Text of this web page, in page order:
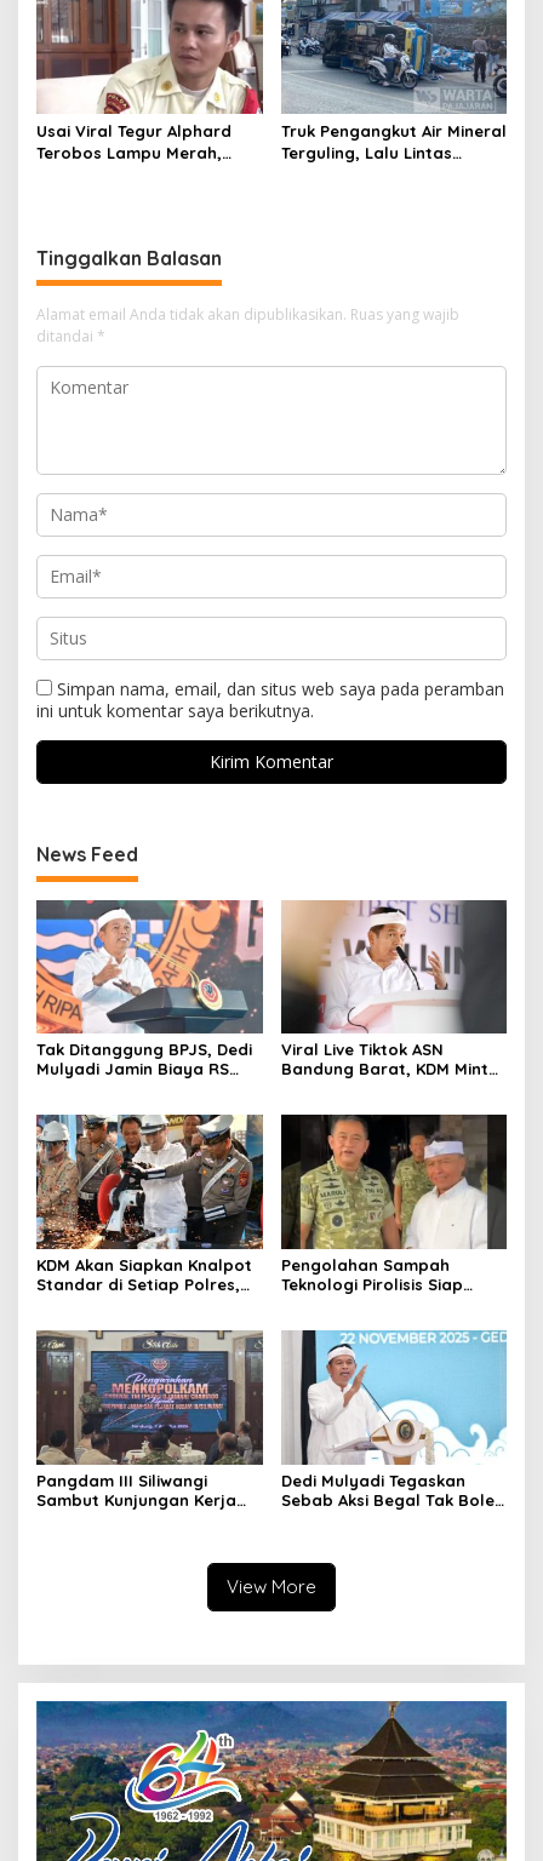
Usai Viral Tegur Alphard
Terobos Lampu Merah,
Truk Pengangkut Air Mineral
Terguling, Lalu Lintas
Tinggalkan Balasan
Alamat email Anda tidak akan dipublikasikan. Ruas yang wajib
ditandai *
Simpan nama, email, dan situs web saya pada peramban
ini untuk komentar saya berikutnya.
News Feed
Tak Ditanggung BPJS, Dedi
Mulyadi Jamin Biaya RS
Viral Live Tiktok ASN
Bandung Barat, KDM Minta
KDM Akan Siapkan Knalpot
Standar di Setiap Polres,
Pengolahan Sampah
Teknologi Pirolisis Siap
Barat
Pangdam III Siliwangi
Sambut Kunjungan Kerja
Dedi Mulyadi Tegaskan
Sebab Aksi Begal Tak Boleh
View More